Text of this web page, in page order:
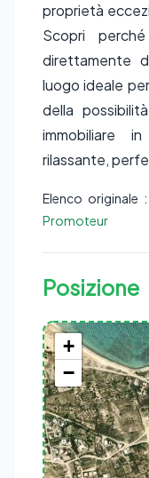
proprietà
Scopri
direttamente
luogo ideale
della
immobiliare
rilassante,
Elenco originale :
Promoteur
Posizione
Hergla,
+
−